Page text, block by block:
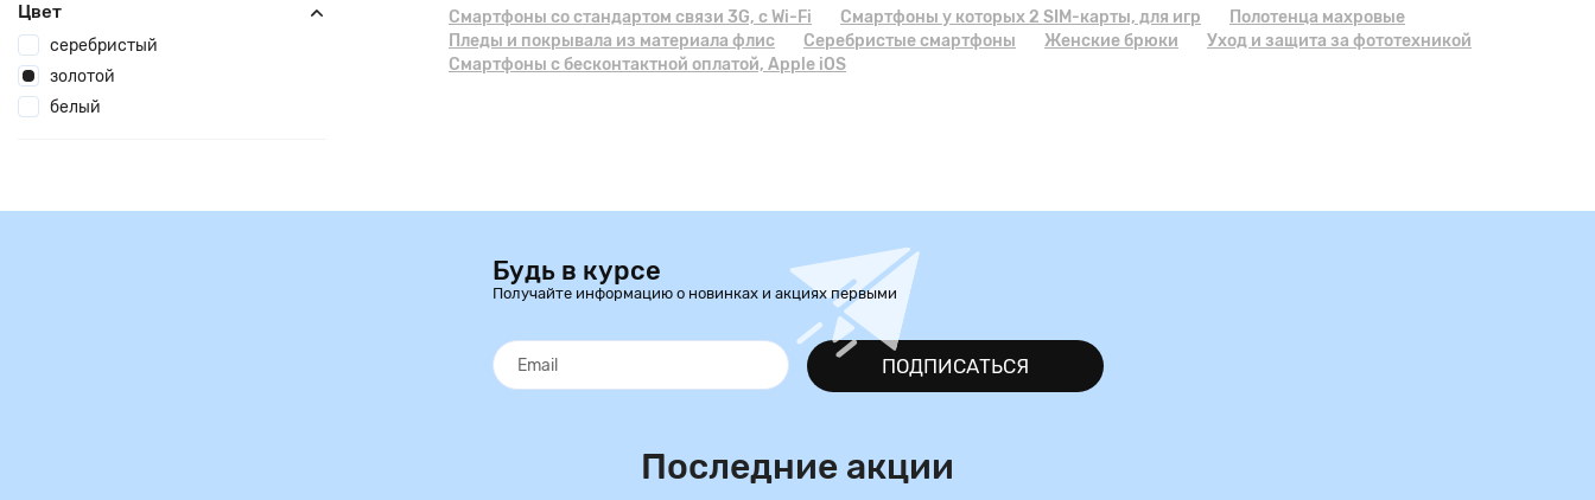
Цвет
серебристый
золотой
белый
Смартфоны cо стандартом связи 3G, с Wi-Fi Смартфоны у которых 2 SIM-карты, для игр
Полотенца махровые
Пледы и покрывала из материала флис
Серебристые смартфоны Женские брюки
Уход и защита за фототехникой
Смартфоны с бесконтактной оплатой, Apple iOS
Будь в курсе
Получайте информацию о новинках и акциях первыми
ПОДПИСАТЬСЯ
Последние акции